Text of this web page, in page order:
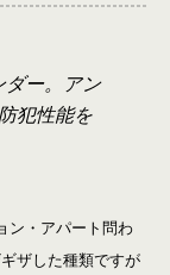
ー。アン
犯性能を
ン・アパート問わ
ザした種類ですが